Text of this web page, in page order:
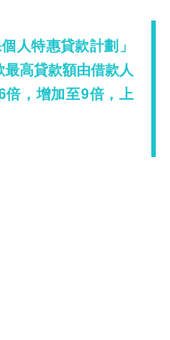
人特惠貸款計劃」
高貸款額由借款人
倍，增加至9倍，上